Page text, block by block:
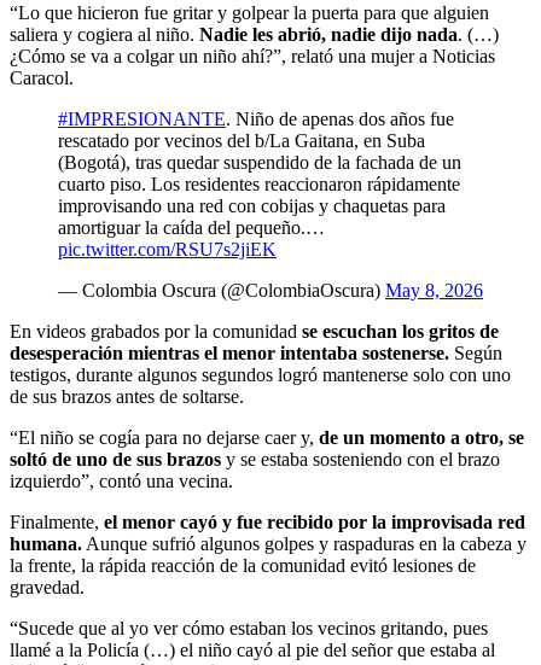
“Lo que hicieron fue gritar y golpear la puerta para que alguien
saliera y cogiera al niño. Nadie les abrió, nadie dijo nada. (…)
¿Cómo se va a colgar un niño ahí?”, relató una mujer a Noticias
Caracol.
#IMPRESIONANTE. Niño de apenas dos años fue
rescatado por vecinos del b/La Gaitana, en Suba
(Bogotá), tras quedar suspendido de la fachada de un
cuarto piso. Los residentes reaccionaron rápidamente
improvisando una red con cobijas y chaquetas para
amortiguar la caída del pequeño.…
pic.twitter.com/RSU7s2jiEK
— Colombia Oscura (@ColombiaOscura) May 8, 2026
En videos grabados por la comunidad se escuchan los gritos de
desesperación mientras el menor intentaba sostenerse. Según
testigos, durante algunos segundos logró mantenerse solo con uno
de sus brazos antes de soltarse.
“El niño se cogía para no dejarse caer y, de un momento a otro, se
soltó de uno de sus brazos y se estaba sosteniendo con el brazo
izquierdo”, contó una vecina.
Finalmente, el menor cayó y fue recibido por la improvisada red
humana. Aunque sufrió algunos golpes y raspaduras en la cabeza y
la frente, la rápida reacción de la comunidad evitó lesiones de
gravedad.
“Sucede que al yo ver cómo estaban los vecinos gritando, pues
llamé a la Policía (…) el niño cayó al pie del señor que estaba al